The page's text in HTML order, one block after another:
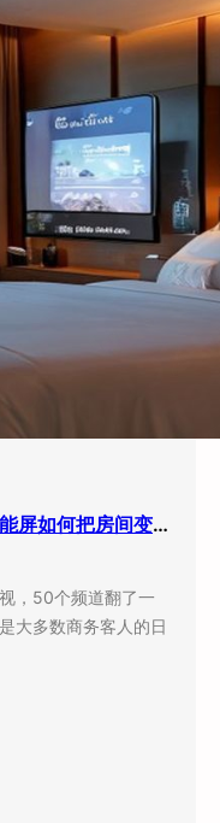
酒店客房装上百寸投影：小度智能屏如何把房间变成”第三空间”
，50个频道翻了一
大多数商务客人的日